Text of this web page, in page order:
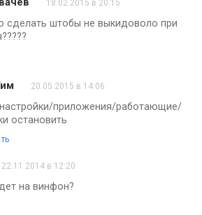
18.02.2015 в 20:15
сделать штобы не выкидоволо при
20.05.2015 в 14:06
приложения/работающие/
остановить
22.11.2014 в 12:20
на винфон?